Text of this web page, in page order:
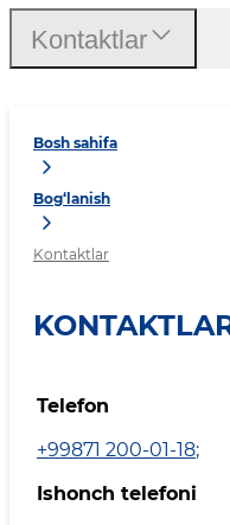
Bosh sahifa
Bog‘lanish
Kontaktlar
Telefon
+99871 200-01-18;
Ishonch telefoni
Kontaktlar